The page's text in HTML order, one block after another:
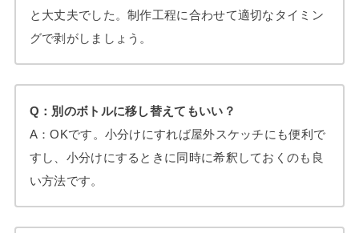
と大丈夫でした。制作工程に合わせて適切なタイミン
グで剥がしましょう。
Q：別のボトルに移し替えてもいい？
A：OKです。小分けにすれば屋外スケッチにも便利で
すし、小分けにするときに同時に希釈しておくのも良
い方法です。